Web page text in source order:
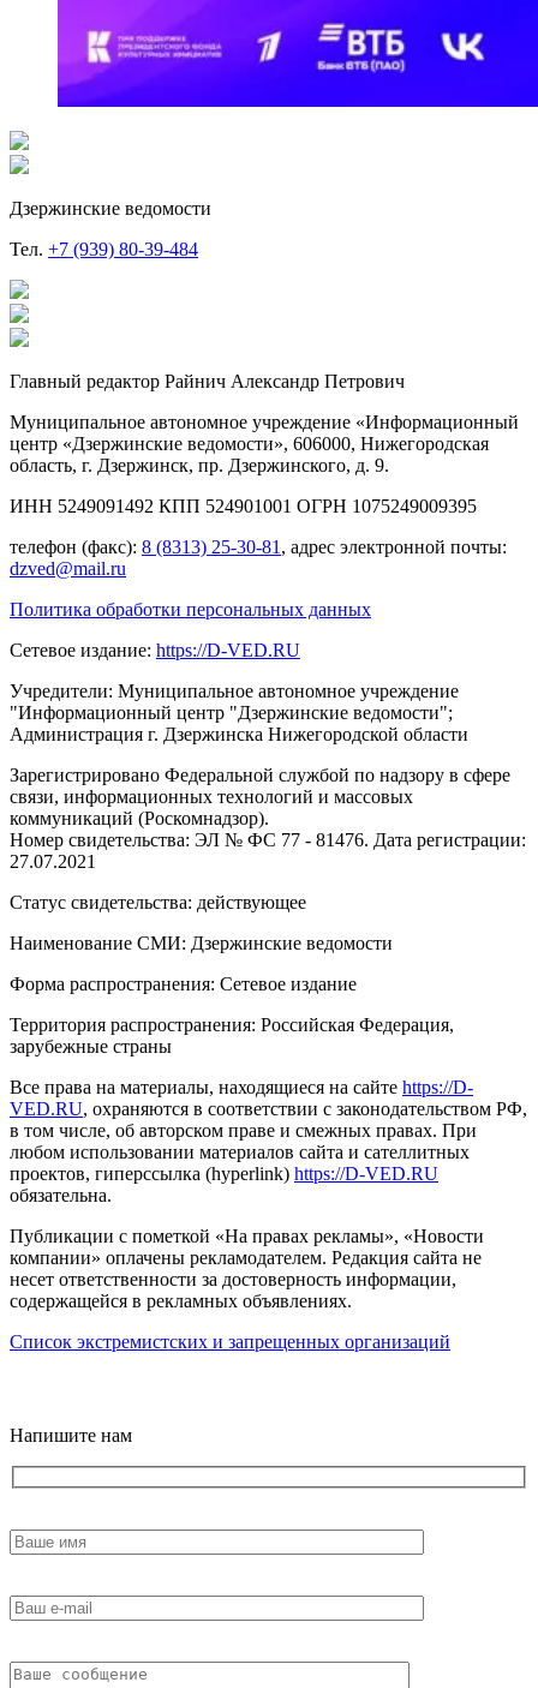
Дзержинские ведомости
Тел. +7 (939) 80-39-484
Главный редактор Райнич Александр Петрович
Муниципальное автономное учреждение «Информационный
центр «Дзержинские ведомости», 606000, Нижегородская
область, г. Дзержинск, пр. Дзержинского, д. 9.
ИНН 5249091492 КПП 524901001 ОГРН 1075249009395
телефон (факс): 8 (8313) 25-30-81 , адрес электронной почты:
dzved@mail.ru
Политика обработки персональных данных
Сетевое издание: https://D-VED.RU
Учредители: Муниципальное автономное учреждение
"Информационный центр "Дзержинские ведомости";
Администрация г. Дзержинска Нижегородской области
Зарегистрировано Федеральной службой по надзору в сфере
связи, информационных технологий и массовых
коммуникаций (Роскомнадзор).
Номер свидетельства: ЭЛ № ФС 77 - 81476. Дата регистрации:
27.07.2021
Статус свидетельства: действующее
Наименование СМИ: Дзержинские ведомости
Форма распространения: Сетевое издание
Территория распространения: Российская Федерация,
зарубежные страны
Все права на материалы, находящиеся на сайте https://D-
VED.RU, охраняются в соответствии с законодательством РФ,
в том числе, об авторском праве и смежных правах. При
любом использовании материалов сайта и сателлитных
проектов, гиперссылка (hyperlink) https://D-VED.RU
обязательна.
Публикации с пометкой «На правах рекламы», «Новости
компании» оплачены рекламодателем. Редакция сайта не
несет ответственности за достоверность информации,
содержащейся в рекламных объявлениях.
Список экстремистских и запрещенных организаций
Напишите нам